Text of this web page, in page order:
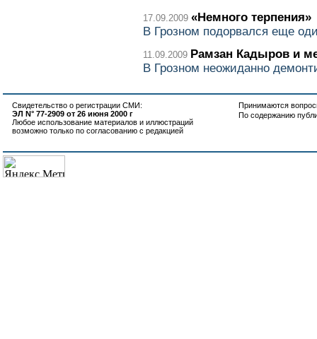
17.09.2009 «Немного терпения»
В Грозном подорвался еще
11.09.2009 Рамзан Кадыров и
В Грозном неожиданно
Свидетельство о регистрации СМИ:
ЭЛ N° 77-2909 от 26 июня 2000 г
Любое использование материалов и иллюстраций
возможно только по согласованию с редакцией
Принимаются
По содержанию